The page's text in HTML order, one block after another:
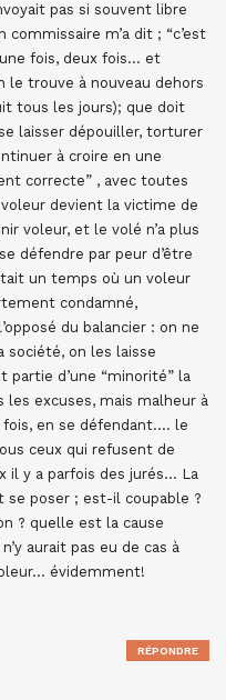
pas si souvent libre
m’a dit ; “c’est
fois, deux fois… et
le trouve à nouveau dehors
tous les jours); que doit
laisser dépouiller, torturer
à croire en une
correcte” , avec toutes
devient la victime de
voleur, et le volé n’a plus
défendre par peur d’être
un temps où un voleur
condamné,
du balancier : on ne
société, on les laisse
partie d’une “minorité” la
excuses, mais malheur à
fois, en se défendant…. le
ceux qui refusent de
il y a parfois des jurés… La
se poser ; est-il coupable ?
? quelle est la cause
aurait pas eu de cas à
évidemment!
RÉPONDRE